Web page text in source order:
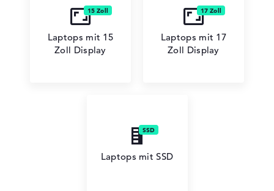
Lenovo Chromebook
Lenovo V
Laptops mit 15
Zoll Display
Laptops mit 17
Zoll Display
Laptops mit SSD